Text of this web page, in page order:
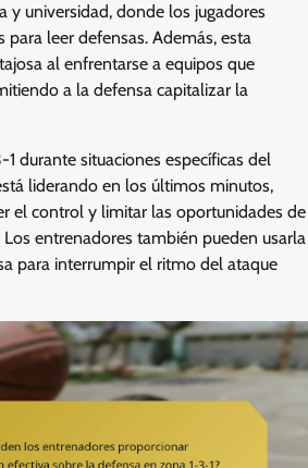
y universidad, donde los jugadores
para leer defensas. Además, esta
al enfrentarse a equipos que
a la defensa capitalizar la
durante situaciones específicas del
liderando en los últimos minutos,
el control y limitar las oportunidades de
entrenadores también pueden usarla
para interrumpir el ritmo del ataque